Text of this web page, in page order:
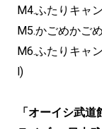
M4.ふたりキャ
M5.かごめかご
M6.ふたりキャ
l)
「オーイシ武